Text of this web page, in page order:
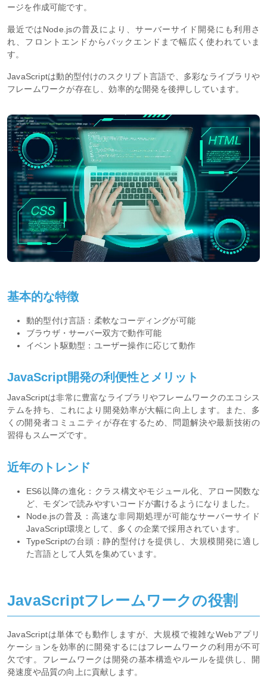
ージを作成可能です。
最近ではNode.jsの普及により、サーバーサイド開発にも利用さ
れ、フロントエンドからバックエンドまで幅広く使われていま
す。
JavaScriptは動的型付けのスクリプト言語で、多彩なライブラリや
フレームワークが存在し、効率的な開発を後押ししています。
基本的な特徴
動的型付け言語：柔軟なコーディングが可能
ブラウザ・サーバー双方で動作可能
イベント駆動型：ユーザー操作に応じて動作
JavaScript開発の利便性とメリット
JavaScriptは非常に豊富なライブラリやフレームワークのエコシス
テムを持ち、これにより開発効率が大幅に向上します。また、多
くの開発者コミュニティが存在するため、問題解決や最新技術の
習得もスムーズです。
近年のトレンド
ES6以降の進化：クラス構文やモジュール化、アロー関数な
ど、モダンで読みやすいコードが書けるようになりました。
Node.jsの普及：高速な非同期処理が可能なサーバーサイド
JavaScript環境として、多くの企業で採用されています。
TypeScriptの台頭：静的型付けを提供し、大規模開発に適し
た言語として人気を集めています。
JavaScriptフレームワークの役割
JavaScriptは単体でも動作しますが、大規模で複雑なWebアプリ
ケーションを効率的に開発するにはフレームワークの利用が不可
欠です。フレームワークは開発の基本構造やルールを提供し、開
発速度や品質の向上に貢献します。